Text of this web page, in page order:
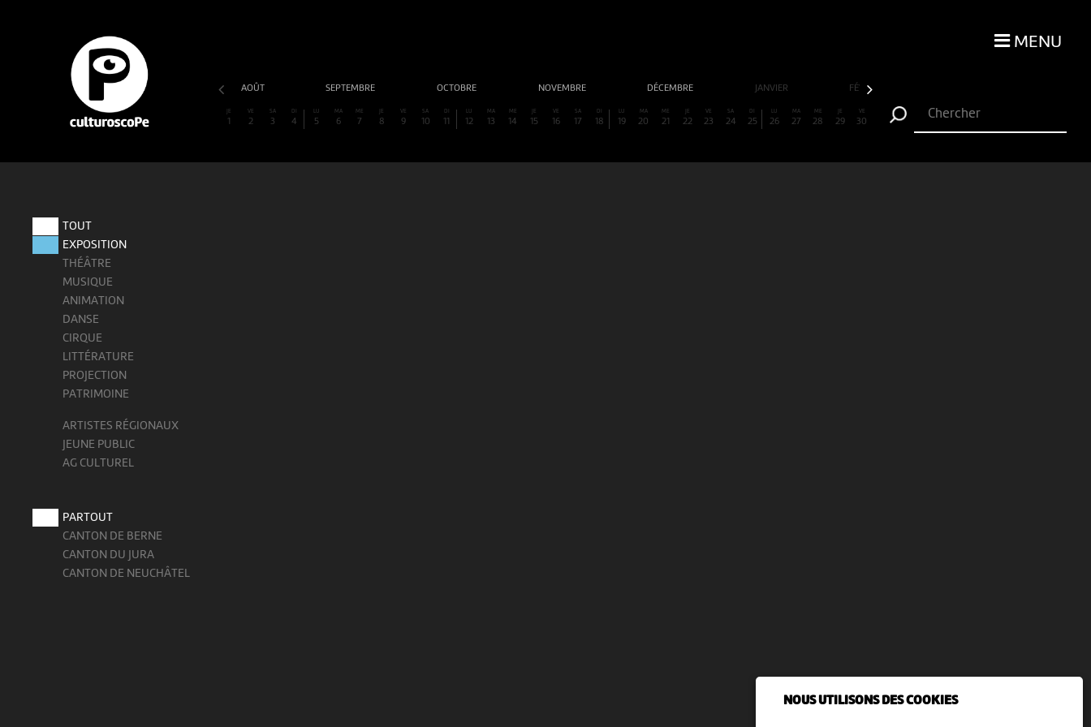
NOUS UTILISONS DES COOKIES
MENU
AOÛT SEPTEMBRE OCTOBRE NOVEMBRE DÉCEMBRE JANVIER FÉVRIER
JE
1
VE
2
SA
3
DI
4
LU
5
MA
6
ME
7
JE
8
VE
9
SA
10
DI
11
LU
12
MA
13
ME
14
JE
15
VE
16
SA
17
DI
18
LU
19
MA
20
ME
21
JE
22
VE
23
SA
24
DI
25
LU
26
MA
27
ME
28
JE
29
VE
30
TOUT
EXPOSITION
THÉÂTRE
MUSIQUE
ANIMATION
DANSE
CIRQUE
LITTÉRATURE
PROJECTION
PATRIMOINE
ARTISTES RÉGIONAUX
JEUNE PUBLIC
AG CULTUREL
PARTOUT
CANTON DE BERNE
CANTON DU JURA
CANTON DE NEUCHÂTEL